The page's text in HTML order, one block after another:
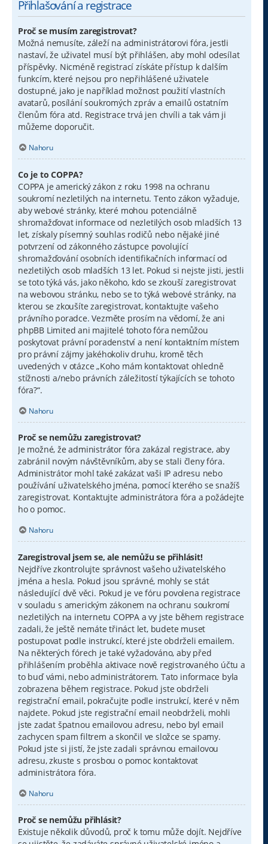
Přihlašování a registrace
Proč se musím zaregistrovat?
Možná nemusíte, záleží na administrátorovi fóra, jestli
nastaví, že uživatel musí být přihlášen, aby mohl odesílat
příspěvky. Nicméně registrací získáte přístup k dalším
funkcím, které nejsou pro nepřihlášené uživatele
dostupné, jako je například možnost použití vlastních
avatarů, posílání soukromých zpráv a emailů ostatním
členům fóra atd. Registrace trvá jen chvíli a tak vám ji
můžeme doporučit.
Nahoru
Co je to COPPA?
COPPA je americký zákon z roku 1998 na ochranu
soukromí nezletilých na internetu. Tento zákon vyžaduje,
aby webové stránky, které mohou potenciálně
shromažďovat informace od nezletilých osob mladších 13
let, získaly písemný souhlas rodičů nebo nějaké jiné
potvrzení od zákonného zástupce povolující
shromažďování osobních identifikačních informací od
nezletilých osob mladších 13 let. Pokud si nejste jisti, jestli
se toto týká vás, jako někoho, kdo se zkouší zaregistrovat
na webovou stránku, nebo se to týká webové stránky, na
kterou se zkoušíte zaregistrovat, kontaktujte vašeho
právního poradce. Vezměte prosím na vědomí, že ani
phpBB Limited ani majitelé tohoto fóra nemůžou
poskytovat právní poradenství a není kontaktním místem
pro právní zájmy jakéhokoliv druhu, kromě těch
uvedených v otázce „Koho mám kontaktovat ohledně
stížnosti a/nebo právních záležitostí týkajících se tohoto
fóra?“.
Nahoru
Proč se nemůžu zaregistrovat?
Je možné, že administrátor fóra zakázal registrace, aby
zabránil novým návštěvníkům, aby se stali členy fóra.
Administrátor mohl také zakázat vaši IP adresu nebo
používání uživatelského jména, pomocí kterého se snažíš
zaregistrovat. Kontaktujte administrátora fóra a požádejte
ho o pomoc.
Nahoru
Zaregistroval jsem se, ale nemůžu se přihlásit!
Nejdříve zkontrolujte správnost vašeho uživatelského
jména a hesla. Pokud jsou správné, mohly se stát
následující dvě věci. Pokud je ve fóru povolena registrace
v souladu s americkým zákonem na ochranu soukromí
nezletilých na internetu COPPA a vy jste během registrace
zadali, že ještě nemáte třináct let, budete muset
postupovat podle instrukcí, které jste obdrželi emailem.
Na některých fórech je také vyžadováno, aby před
přihlášením proběhla aktivace nově registrovaného účtu a
to buď vámi, nebo administrátorem. Tato informace byla
zobrazena během registrace. Pokud jste obdrželi
registrační email, pokračujte podle instrukcí, které v něm
najdete. Pokud jste registrační email neobdrželi, mohli
jste zadat špatnou emailovou adresu, nebo byl email
zachycen spam filtrem a skončil ve složce se spamy.
Pokud jste si jistí, že jste zadali správnou emailovou
adresu, zkuste s prosbou o pomoc kontaktovat
administrátora fóra.
Nahoru
Proč se nemůžu přihlásit?
Existuje několik důvodů, proč k tomu může dojít. Nejdříve